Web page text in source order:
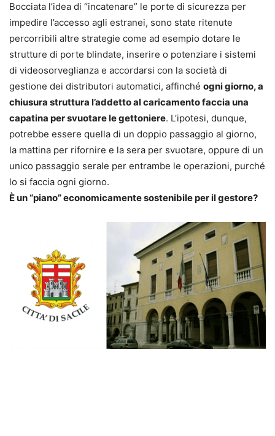
Bocciata l’idea di “incatenare” le porte di sicurezza per
impedire l’accesso agli estranei, sono state ritenute
percorribili altre strategie come ad esempio dotare le
strutture di porte blindate, inserire o potenziare i sistemi
di videosorveglianza e accordarsi con la società di
gestione dei distributori automatici, affinché ogni giorno, a
chiusura struttura l’addetto al caricamento faccia una
capatina per svuotare le gettoniere. L’ipotesi, dunque,
potrebbe essere quella di un doppio passaggio al giorno,
la mattina per rifornire e la sera per svuotare, oppure di un
unico passaggio serale per entrambe le operazioni, purché
lo si faccia ogni giorno.
È un “piano” economicamente sostenibile per il gestore?